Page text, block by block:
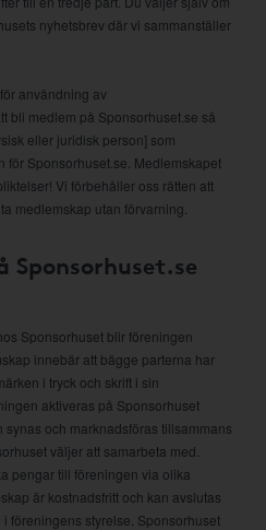
nyhetsbrev där vi sammanställer
användning av
bli medlem på Sponsorhuset.se så
eller juridisk person] som
Sponsorhuset.se. Medlemskapet
Vi förbehåller oss rätten att
medlemskap utan förvarning.
Sponsorhuset.se
Sponsorhuset blir föreningen
innebär att bägge parterna har
i tryck och skrift i sin
aktiveras på Sponsorhuset
och marknadsföras tillsammans
väljer att samarbeta med.
pengar till föreningen via olika
är kostnadsfritt och kan avslutas
föreningens styrelse. Sponsorhuset